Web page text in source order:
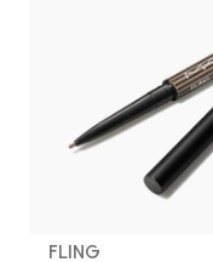
FLING